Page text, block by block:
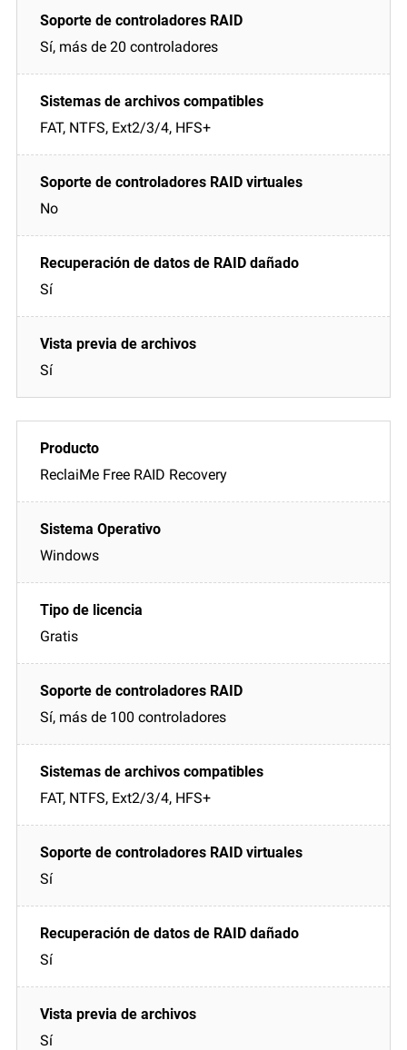
Sí, más de 20 controladores
FAT, NTFS, Ext2/3/4, HFS+
No
Sí
Sí
ReclaiMe Free RAID Recovery
Windows
Gratis
Sí, más de 100 controladores
FAT, NTFS, Ext2/3/4, HFS+
Sí
Sí
Sí